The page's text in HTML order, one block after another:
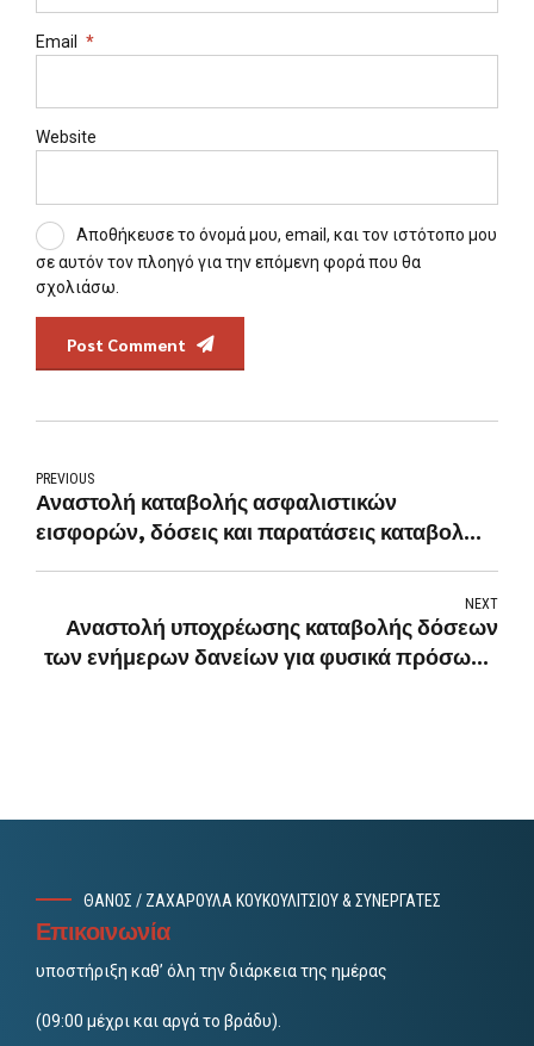
Email *
Website
Αποθήκευσε το όνομά μου, email, και τον ιστότοπο μου
σε αυτόν τον πλοηγό για την επόμενη φορά που θα
σχολιάσω.
Post Comment
PREVIOUS
Αναστολή καταβολής ασφαλιστικών
εισφορών, δόσεις και παρατάσεις καταβολών
NEXT
Αναστολή υποχρέωσης καταβολής δόσεων
των ενήμερων δανείων για φυσικά πρόσωπα
ΘΑΝΟΣ / ΖΑΧΑΡΟΥΛΑ ΚΟΥΚΟΥΛΙΤΣΙΟΥ & ΣΥΝΕΡΓΑΤΕΣ
Επικοινωνία
υποστήριξη καθ’ όλη την διάρκεια της ημέρας
(09:00 μέχρι και αργά το βράδυ).